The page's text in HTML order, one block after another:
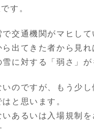
す。
交通機関がマヒして
出てきた者から見
に対する「弱さ」が
のですが、もう少
と思います。
あるいは入場規制